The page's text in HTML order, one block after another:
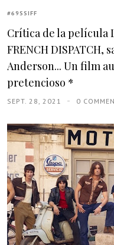
#69SSIFF
Crítica de la película
FRENCH DISPATCH,
Anderson... Un film
pretencioso *
SEPT. 28, 2021 0